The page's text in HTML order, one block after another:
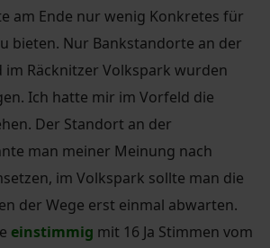
am Ende nur wenig Konkretes für
bieten. Nur Bankstandorte an der
im Räcknitzer Volkspark wurden
Ich hatte mir im Vorfeld die
Der Standort an der
man meiner Meinung nach
im Volkspark sollte man die
der Wege erst einmal abwarten.
einstimmig mit 16 Ja Stimmen vom